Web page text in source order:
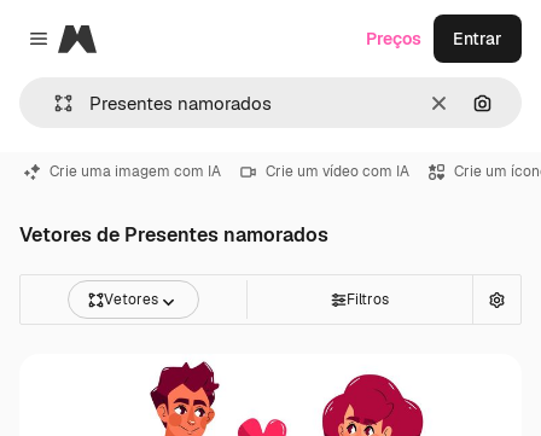
Close menu
Magnific
Limpar
Preços Entrar
Crie uma imagem com IA Crie um vídeo com IA Crie um
Vetores de Presentes namorados
Vetores Filtros